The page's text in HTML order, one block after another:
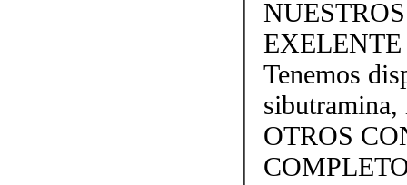
Tenemos
OTROS